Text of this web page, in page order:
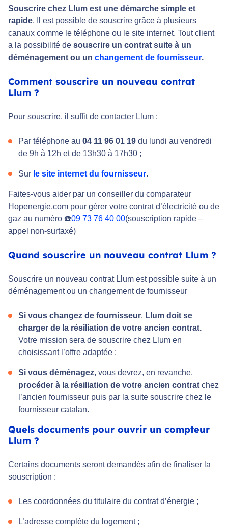
Souscrire chez Llum est une démarche simple et
rapide. Il est possible de souscrire grâce à plusieurs
canaux comme le téléphone ou le site internet. Tout client
a la possibilité de souscrire un contrat suite à un
déménagement ou un changement de fournisseur.
Comment souscrire un nouveau contrat
Llum ?
Pour souscrire, il suffit de contacter Llum :
Par téléphone au 04 11 96 01 19 du lundi au vendredi
de 9h à 12h et de 13h30 à 17h30 ;
Sur le site internet du fournisseur.
Faites-vous aider par un conseiller du comparateur
Hopenergie.com pour gérer votre contrat d’électricité ou de
gaz au numéro ☎️09 73 76 40 00(souscription rapide –
appel non-surtaxé)
Quand souscrire un nouveau contrat Llum ?
Souscrire un nouveau contrat Llum est possible suite à un
déménagement ou un changement de fournisseur
Si vous changez de fournisseur, Llum doit se
charger de la résiliation de votre ancien contrat.
Votre mission sera de souscrire chez Llum en
choisissant l’offre adaptée ;
Si vous déménagez, vous devrez, en revanche,
procéder à la résiliation de votre ancien contrat chez
l’ancien fournisseur puis par la suite souscrire chez le
fournisseur catalan.
Quels documents pour ouvrir un compteur
Llum ?
Certains documents seront demandés afin de finaliser la
souscription :
Les coordonnées du titulaire du contrat d’énergie ;
L’adresse complète du logement ;